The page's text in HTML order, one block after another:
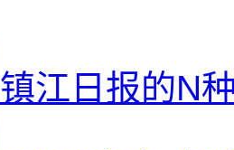
镇江日报的N